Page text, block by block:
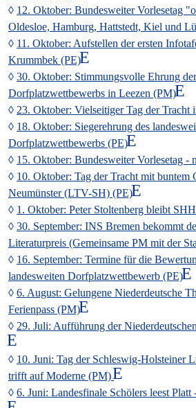
12. Oktober: Bundesweiter Vorlesetag
Oldesloe, Hamburg, Hattstedt, Kiel und
11. Oktober: Aufstellen der ersten
Krummbek (PE)
30. Oktober: Stimmungsvolle Ehrung
Dorfplatzwettbewerbs in Leezen (PM)
23. Oktober: Vielseitiger Tag der Tracht
18. Oktober: Siegerehrung des
Dorfplatzwettbewerbs (PE)
15. Oktober: Bundesweiter Vorlesetag -
10. Oktober: Tag der Tracht mit buntem
Neumünster (LTV-SH) (PE)
1. Oktober: Peter Stoltenberg bleibt
30. September: INS Bremen bekommt
Literaturpreis (Gemeinsame PM mit der
16. September: Termine für die
landesweiten Dorfplatzwettbewerb (PE)
6. August: Gelungene Niederdeutsche
Ferienpass (PM)
29. Juli: Aufführung der
10. Juni: Tag der Schleswig-Holsteiner
trifft auf Moderne (PM)
6. Juni: Landesfinale Schölers leest